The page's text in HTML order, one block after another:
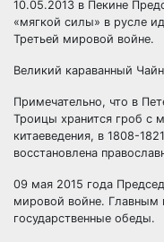
10.05.2013 в Пекине
«мягкой силы» в русле
Третьей мировой войне.
Великий караванный
Примечательно, что в
Троицы хранится гроб с
китаеведения, в 1808-
восстановлена
09 мая 2015 года
мировой войне. Главным
государственные обеды.